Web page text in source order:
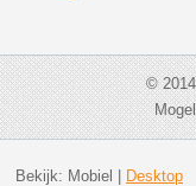
©
Bekijk: Mobiel Desktop